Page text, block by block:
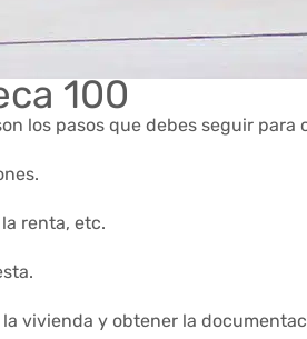
100
los pasos que debes seguir para
renta, etc.
vivienda y obtener la